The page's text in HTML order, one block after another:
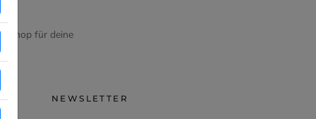
Shop für deine
NEWSLETTER